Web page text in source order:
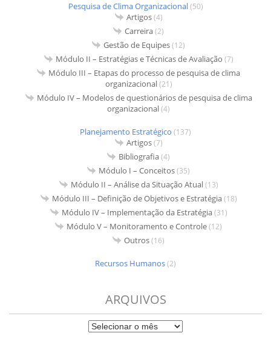
Pesquisa de Clima Organizacional(50)
Artigos(4)
Carreira(2)
Gestão de Equipes(12)
Módulo II – Estratégias e Técnicas de Avaliação (7)
Módulo III – Etapas do processo de pesquisa de clima
organizacional(21)
Módulo IV – Modelos de questionários de pesquisa de clima
organizacional(4)
Planejamento Estratégico (137)
Artigos(7)
Bibliografia(4)
Módulo I – Conceitos(35)
Módulo II – Análise da Situação Atual(13)
Módulo III – Definição de Objetivos e Estratégia(18)
Módulo IV – Implementação da Estratégia(31)
Módulo V – Monitoramento e Controle(12)
Outros(16)
Recursos Humanos(2)
ARQUIVOS